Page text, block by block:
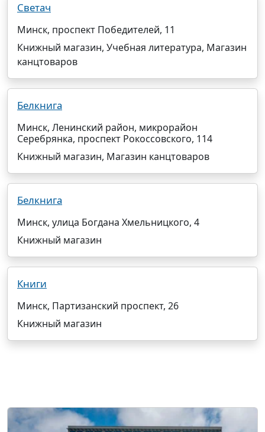
Светач
Минск, проспект Победителей, 11
Книжный магазин, Учебная литература, Магазин
канцтоваров
Белкнига
Минск, Ленинский район, микрорайон
Серебрянка, проспект Рокоссовского, 114
Книжный магазин, Магазин канцтоваров
Белкнига
Минск, улица Богдана Хмельницкого, 4
Книжный магазин
Книги
Минск, Партизанский проспект, 26
Книжный магазин